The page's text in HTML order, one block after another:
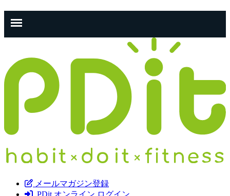
メールマガジン登録
PDit オンライン ログイン